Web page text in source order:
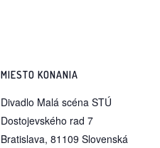
MIESTO KONANIA
Divadlo Malá scéna STÚ
Dostojevského rad 7
Bratislava, 81109 Slovenská